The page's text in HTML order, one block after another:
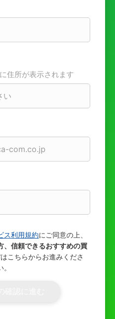
住所が表示されます
ス利用規約にご同意の上、
、信頼できるおすすめの買
はこちらからお進みくださ
。